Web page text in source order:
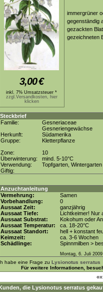
3,00€
inkl. 7% Umsatzsteuer *
zzgl.Versandkosten, hier
klicken
immergrüner
gegenständig
gezackten
gezeichneten
Steckbrief
Familie:
Gesneriaceae
Gesneriengewächse
Herkunft:
Südamerika
Gruppe:
Kletterpflanze
Zone:
10
Überwinterung:
mind. 5-10°C
Verwendung:
Topfgarten, Wintergarten
Giftig:
Anzuchtanleitung
Vermehrung:
Samen
Vorbehandlung:
0
Aussaat Zeit:
ganzjährig
Aussaat Tiefe:
Lichtkeimer! Nur
Aussaat Substrat:
Kokohum oder
Aussaat Temperatur:
ca. 18-20°C
Aussaat Standort:
hell + konstant
Keimzeit:
ca. 3-6 Wochen
Schädlinge:
Spinnmilben >
Montag, 6. Juli 2009
habe eine Frage zu Lysionotus serratus
Für weitere Informationen,
die Lysionotus serratus